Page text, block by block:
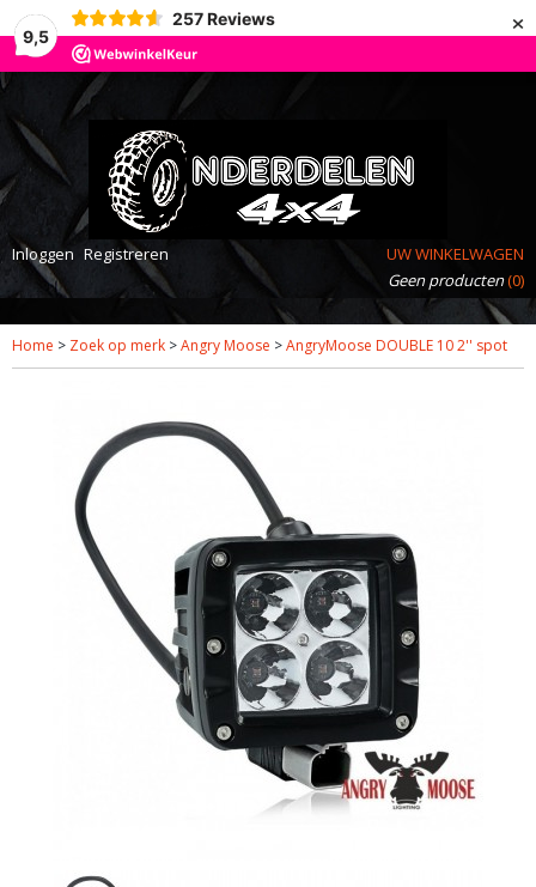
9,5
257 Reviews ×
Inloggen Registreren
UW WINKELWAGEN
Geen producten(0)
Home > Zoek op merk >Angry Moose >AngryMoose DOUBLE 10 2'' spot